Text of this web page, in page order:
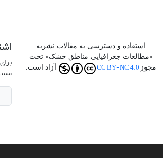
استفاده و دسترسی به مقالات نشریه
«مطالعات جغرافیایی مناطق خشک» تحت
مجوز CC BY-NC 4.0 آزاد است.